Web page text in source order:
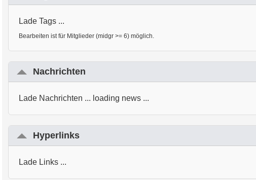
Lade Tags ...
Bearbeiten ist für Mitglieder (midgr >= 6) möglich.
Nachrichten
Lade Nachrichten ... loading news ...
Hyperlinks
Lade Links ...